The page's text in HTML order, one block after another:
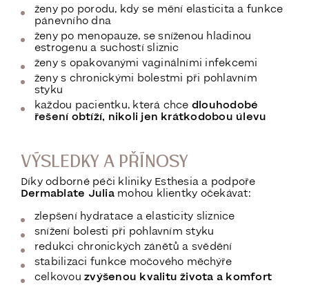
ženy po porodu, kdy se mění elasticita a funkce
pánevního dna
ženy po menopauze, se sníženou hladinou
estrogenu a suchostí sliznic
ženy s opakovanými vaginálními infekcemi
ženy s chronickými bolestmi při pohlavním
styku
každou pacientku, která chce dlouhodobé
řešení obtíží, nikoli jen krátkodobou úlevu
VÝSLEDKY A PŘÍNOSY
Díky odborné péči kliniky Esthesia a podpoře
Dermablate Juliamohou klientky očekávat:
zlepšení hydratace a elasticity sliznice
snížení bolesti při pohlavním styku
redukci chronických zánětů a svědění
stabilizaci funkce močového měchýře
celkovouzvýšenou kvalitu života a komfort